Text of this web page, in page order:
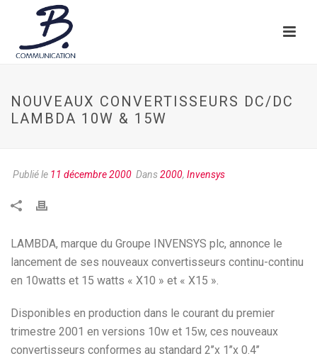
NOUVEAUX CONVERTISSEURS DC/DC
LAMBDA 10W & 15W
Publié le 11 décembre 2000 Dans2000, Invensys
LAMBDA, marque du Groupe INVENSYS plc, annonce le
lancement de ses nouveaux convertisseurs continu-continu
en 10watts et 15 watts « X10 » et « X15 ».
Disponibles en production dans le courant du premier
trimestre 2001 en versions 10w et 15w, ces nouveaux
convertisseurs conformes au standard 2’’x 1’’x 0.4’’